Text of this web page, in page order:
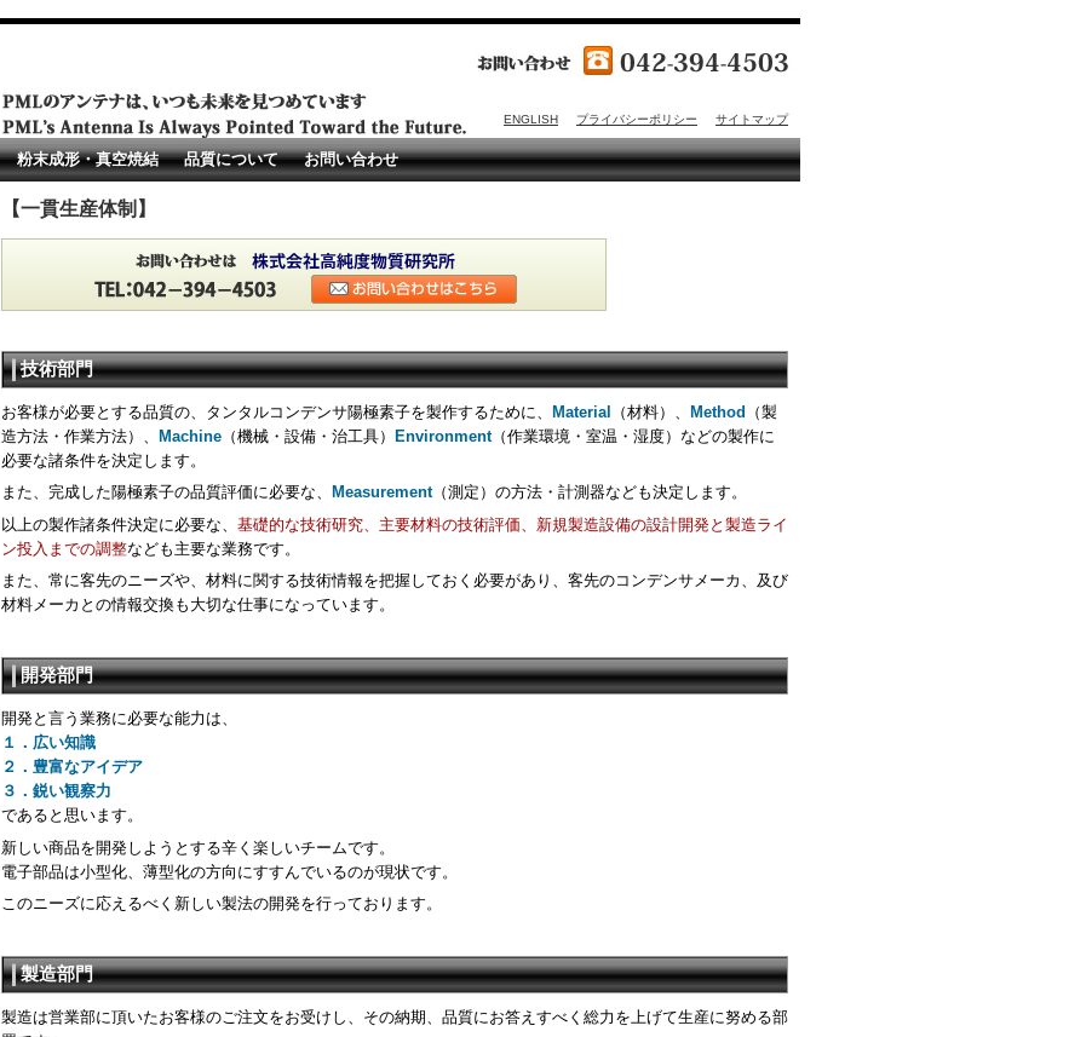
ENGLISH プライバシーポリシー サイトマップ
粉末成形・真空焼結 品質について お問い合わせ
【一貫生産体制】
技術部門
お客様が必要とする品質の、タンタルコンデンサ陽極素子を製作するために、 Material （材料）、 Method
（製
造方法・作業方法）、
Machine （機械・設備・治工具） Environment（作業環境・室温・湿度）などの製作に
必要な諸条件を決定します。
また、完成した陽極素子の品質評価に必要な、
Measurement（測定）の方法・計測器なども決定します。
以上の製作諸条件決定に必要な、 基礎的な技術研究、主要材料の技術評価、新規製造設備の設計開発と製造ライ
ン投入までの調整なども主要な業務です。
また、常に客先のニーズや、材料に関する技術情報を把握しておく必要があり、客先のコンデンサメーカ、及び
材料メーカとの情報交換も大切な仕事になっています。
開発部門
開発と言う業務に必要な能力は、
１．広い知識
２．豊富なアイデア
３．鋭い観察力
であると思います。
新しい商品を開発しようとする辛く楽しいチームです。
電子部品は小型化、薄型化の方向にすすんでいるのが現状です。
このニーズに応えるべく新しい製法の開発を行っております。
製造部門
製造は営業部に頂いたお客様のご注文をお受けし、その納期、品質にお答えすべく総力を上げて生産に努める部